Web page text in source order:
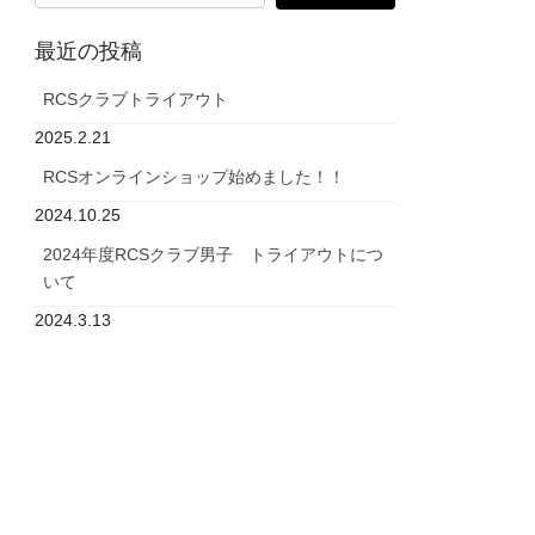
最近の投稿
RCSクラブトライアウト
2025.2.21
RCSオンラインショップ始めました！！
2024.10.25
2024年度RCSクラブ男子 トライアウトにつ
いて
2024.3.13